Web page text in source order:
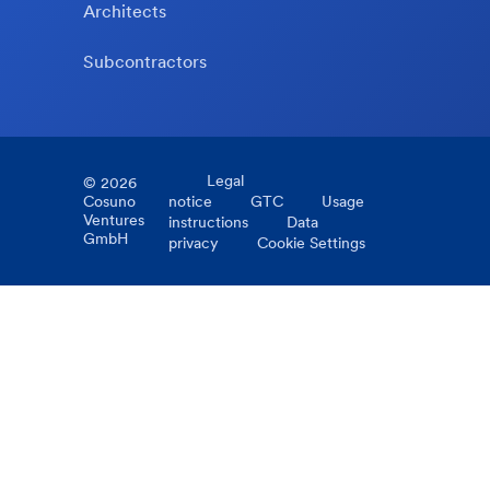
Architects
Subcontractors
© 2026
Cosuno
Ventures
GmbH
Legal
notice
GTC
Usage
instructions
Data
privacy
Cookie Settings